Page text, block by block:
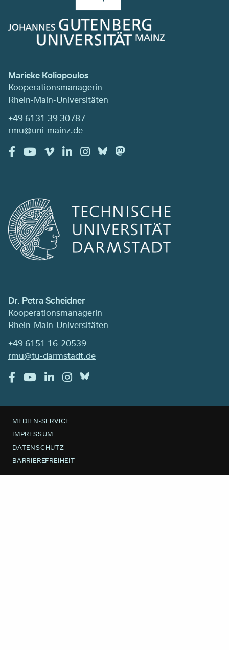
Marieke Koliopoulos
Kooperationsmanagerin
Rhein-Main-Universitäten
+49 6131 39 30787
rmu@uni-mainz.de
Dr. Petra Scheidner
Kooperationsmanagerin
Rhein-Main-Universitäten
+49 6151 16-20539
rmu@tu-darmstadt.de
MEDIEN-SERVICE
IMPRESSUM
DATENSCHUTZ
BARRIEREFREIHEIT